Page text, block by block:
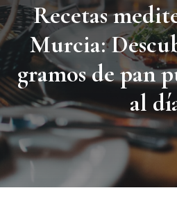
Recetas
Murcia:
gramos de pan
al